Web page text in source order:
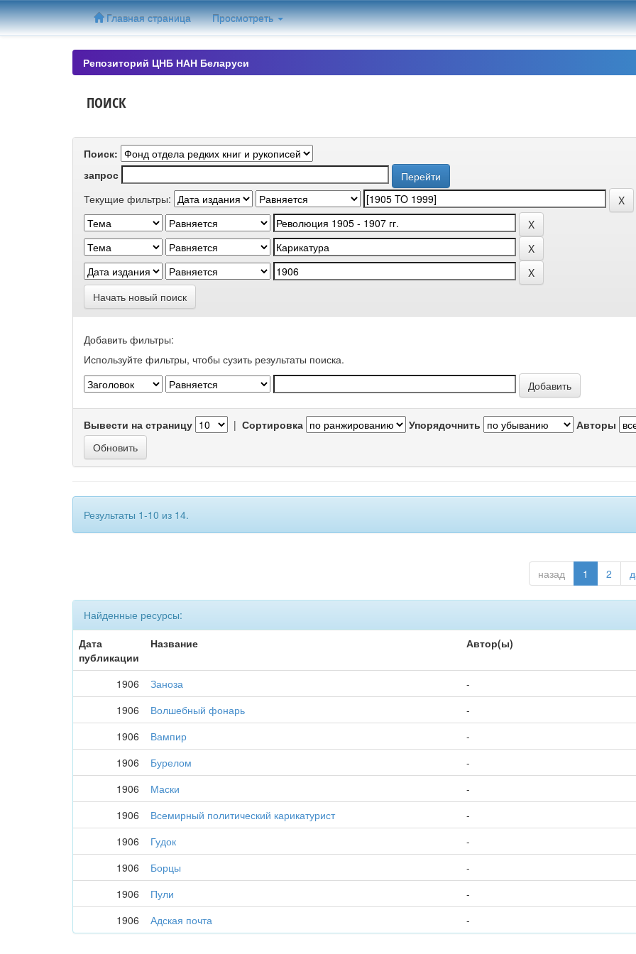
Skip
navigation
Главная страница Просмотреть
Репозиторий ЦНБ НАН Беларуси
ПОИСК
Поиск:
запрос
Текущие фильтры:
Начать новый поиск
Добавить фильтры:
Используйте фильтры, чтобы сузить результаты поиска.
Вывести на страницу | Сортировка Упорядочнить Авторы
Результаты 1-10 из 14.
назад 1 2
Найденные ресурсы:
Дата
публикации
Название Автор(ы)
1906 Заноза
-
1906
Волшебный фонарь
-
1906
Вампир
-
1906
Бурелом
-
1906
Маски
-
1906
Всемирный политический карикатурист
-
1906
Гудок
-
1906
Борцы
-
1906
Пули
-
1906
Адская почта -